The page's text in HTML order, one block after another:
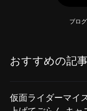
ブロ
おすすめの記事
仮面ライダーマイ